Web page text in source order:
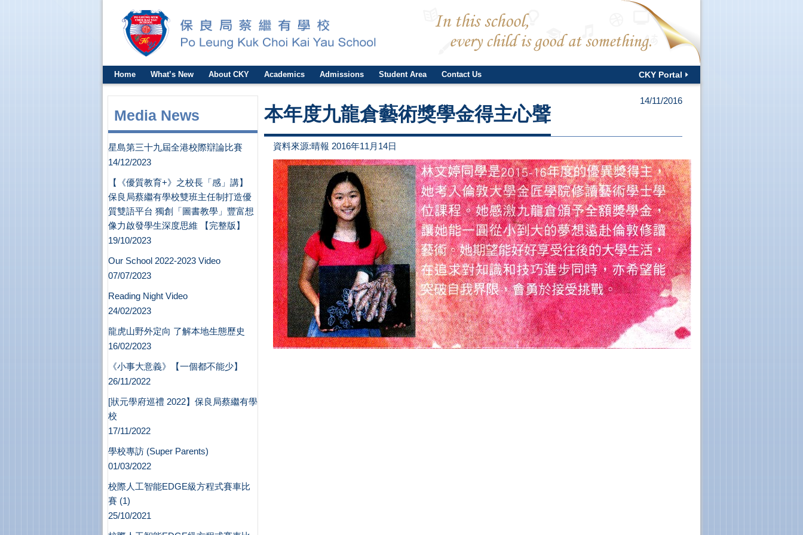
Home What’s New About CKY Academics Admissions Student Area Contact Us CKY Portal
Media News
星島第三十九屆全港校際辯論比賽
14/12/2023
【《優質教育+》之校長「感」講】
保良局蔡繼有學校雙班主任制打造優
質雙語平台 獨創「圖書教學」豐富想
像力啟發學生深度思維 【完整版】
19/10/2023
Our School 2022-2023 Video
07/07/2023
Reading Night Video
24/02/2023
龍虎山野外定向 了解本地生態歷史
16/02/2023
《小事大意義》【一個都不能少】
26/11/2022
[狀元學府巡禮 2022】保良局蔡繼有學
校
17/11/2022
學校專訪 (Super Parents)
01/03/2022
校際人工智能EDGE級方程式賽車比
賽 (1)
25/10/2021
本年度九龍倉藝術獎學金得主心聲
14/11/2016
資料來源:晴報 2016年11月14日